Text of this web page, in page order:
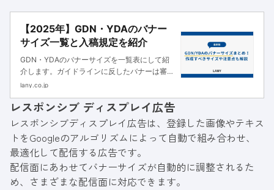
【2025年】GDN・YDAのバナー
サイズ一覧と入稿規定を紹介
GDN・YDAのバナーサイズを一覧表にして紹
介します。ガイドラインに反したバナーは審査
に通らない可能性があるため注意が必要です。
で、ぜひ広告成果の最大化にお役立てくださ
lany.co.jp
レスポンシブ ディスプレイ広告
レスポンシブディスプレイ広告は、登録した画像やテキス
トをGoogleのアルゴリズムによって自動で組み合わせ、
最適化して配信する広告です。
配信面にあわせてバナーサイズが自動的に調整されるた
め、さまざまな配信面に対応できます。